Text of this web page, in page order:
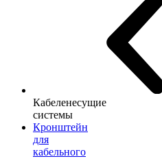
Кабеленесущие
системы
Кронштейн
для
кабельного